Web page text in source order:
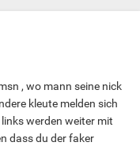
, wo mann seine nick
kleute melden sich
werden weiter mit
dass du der faker